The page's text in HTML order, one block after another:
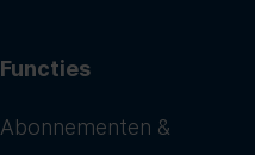
Functies
Abonnementen &